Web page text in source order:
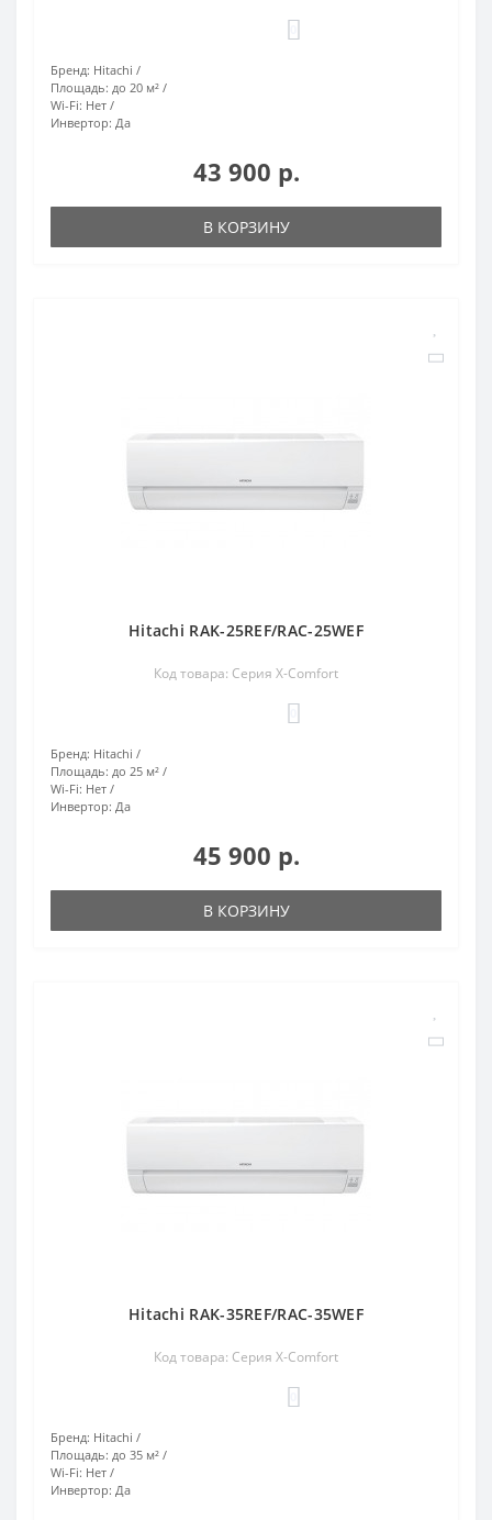
Бренд: Hitachi
Площадь: до 20 м²
Wi-Fi: Нет
Инвертор: Да
43 900 р.
В КОРЗИНУ
Hitachi RAK-25REF/RAC-25WEF
Код товара: Серия X-Comfort
Бренд: Hitachi
Площадь: до 25 м²
Wi-Fi: Нет
Инвертор: Да
45 900 р.
В КОРЗИНУ
Hitachi RAK-35REF/RAC-35WEF
Код товара: Серия X-Comfort
Бренд: Hitachi
Площадь: до 35 м²
Wi-Fi: Нет
Инвертор: Да